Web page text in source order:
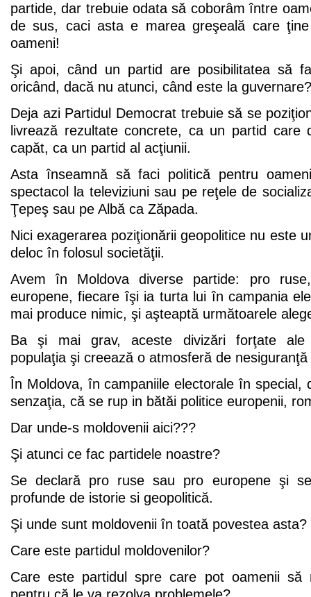
partide, dar trebuie odata să coborâm între
de sus, caci asta e marea greşeală care
oameni!
Şi apoi, când un partid are posibilitatea să
oricând, dacă nu atunci, când este la guvernare?
Deja azi Partidul Democrat trebuie să se
livrează rezultate concrete, ca un partid care
capăt, ca un partid al acţiunii.
Asta înseamnă să faci politică pentru
spectacol la televiziuni sau pe reţele de
Ţepeş sau pe Albă ca Zăpada.
Nici exagerarea poziţionării geopolitice nu este
deloc în folosul societăţii.
Avem în Moldova diverse partide: pro
europene, fiecare îşi ia turta lui în campania
mai produce nimic, şi aşteaptă următoarele
Ba şi mai grav, aceste divizări forţate ale
populaţia şi creează o atmosferă de
În Moldova, în campaniile electorale în special,
senzaţia, că se rup in bătăi politice europenii,
Dar unde-s moldovenii aici???
Şi atunci ce fac partidele noastre?
Se declară pro ruse sau pro europene şi
profunde de istorie si geopolitică.
Şi unde sunt moldovenii în toată povestea asta?
Care este partidul moldovenilor?
Care este partidul spre care pot oamenii să